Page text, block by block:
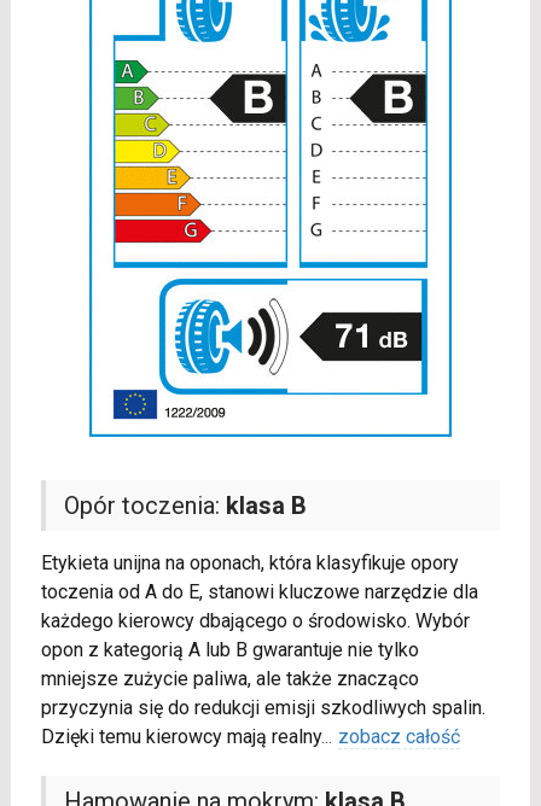
Opór toczenia: klasa B
Etykieta unijna na oponach, która klasyfikuje opory
toczenia od A do E, stanowi kluczowe narzędzie dla
każdego kierowcy dbającego o środowisko. Wybór
opon z kategorią A lub B gwarantuje nie tylko
mniejsze zużycie paliwa, ale także znacząco
przyczynia się do redukcji emisji szkodliwych spalin.
Dzięki temu kierowcy mają realny... zobacz całość